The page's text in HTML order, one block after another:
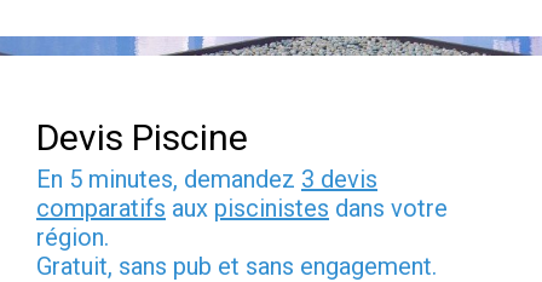
Devis Piscine
En 5 minutes, demandez 3 devis
comparatifs aux piscinistes dans votre
région.
Gratuit, sans pub et sans engagement.